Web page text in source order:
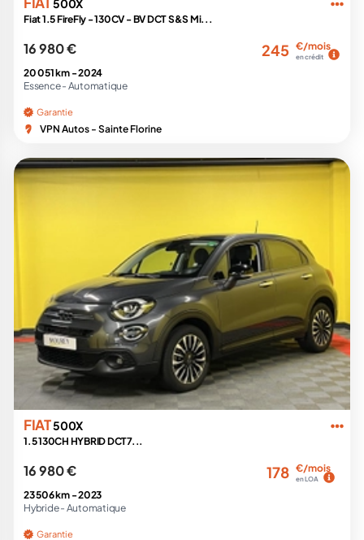
Fiat 1.5 FireFly - 130CV - BV DCT S&S Mi...
16 980 € 245 €/mois
en crédit
20 051 km -2024
Essence - Automatique
Garantie
VPN Autos - Sainte Florine
FIAT500X
1.5 130CH HYBRID DCT7...
16 980 € 178 €/mois
en LOA
23 506 km -2023
Hybride - Automatique
Garantie